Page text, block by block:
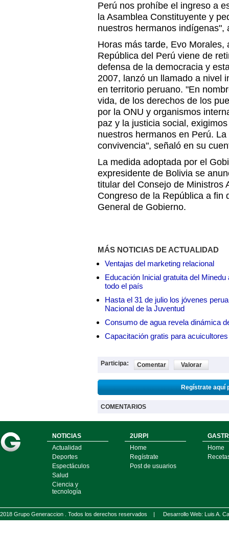
Perú nos prohíbe el ingreso a
la Asamblea Constituyente y
nuestros hermanos
Horas más tarde, Evo Morales,
República del Perú viene de
defensa de la democracia y
2007, lanzó un llamado a nivel
en territorio peruano. "En
vida, de los derechos de los
por la ONU y organismos
paz y la justicia social,
nuestros hermanos en Perú. La
convivencia", señaló en su
La medida adoptada por el
expresidente de Bolivia se
titular del Consejo de Ministros
Congreso de la República a fin
General de Gobierno.
MÁS NOTICIAS DE ACTUALIDAD
Ventajas del marketing relacional
Educación Inicial gratuita del
todo el país
Hasta el 31 de julio los jóvenes
Nacional de la Juventud
Consumo de agua revela dinámica
Capacitación gratis para
Participa: Comentar Valorar
Regístrate aquí
COMENTARIOS
NOTICIAS
Actualidad
Deportes
Espectáculos
Salud
Ciencia y
tecnología
2URPI
Home
Regístrate
Post de usuarios
Home
2018 Grupo Generaccion . Todos los derechos reservados | Desarrollo Web: Luis